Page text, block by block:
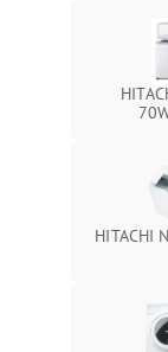
HITACHI